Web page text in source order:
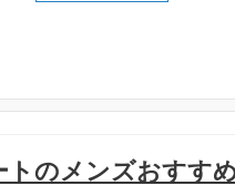
のメンズおすす